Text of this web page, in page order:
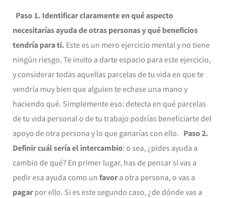
Paso 1. Identificar claramente en qué aspecto
necesitarías ayuda de otras personas y qué beneficios
tendría para ti. Este es un mero ejercicio mental y no tiene
ningún riesgo. Te invito a darte espacio para este ejercicio,
y considerar todas aquellas parcelas de tu vida en que te
vendría muy bien que alguien te echase una mano y
haciendo qué. Simplemente eso: detecta en qué parcelas
de tu vida personal o de tu trabajo podrías beneficiarte del
apoyo de otra persona y lo que ganarías con ello. Paso 2.
Definir cuál sería el intercambio: o sea, ¿pides ayuda a
cambio de qué? En primer lugar, has de pensar si vas a
pedir esa ayuda como un favora otra persona, o vas a
pagarpor ello. Si es este segundo caso, ¿de dónde vas a